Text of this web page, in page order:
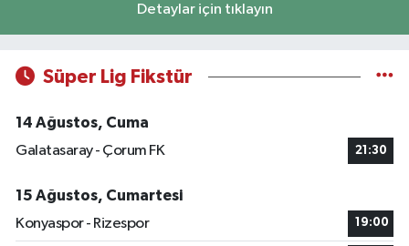
Detaylar için tıklayın
Süper Lig Fikstür
14 Ağustos, Cuma
Galatasaray - Çorum FK
21:30
15 Ağustos, Cumartesi
Konyaspor - Rizespor
19:00